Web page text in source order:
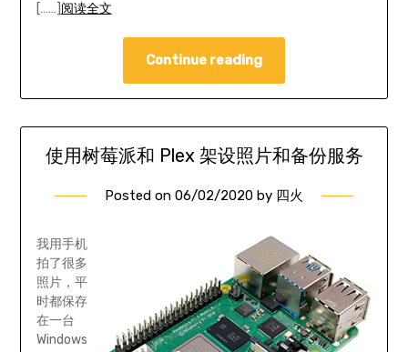
[……] 阅读全文
Continue reading
使用树莓派和 Plex 架设照片和备份服务
Posted on 06/02/2020 by 四火
我用手机
拍了很多
照片，平
时都保存
在一台
Windows